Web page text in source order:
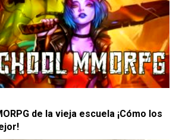
de la vieja escuela ¡Cómo los